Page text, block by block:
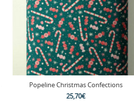
Popeline Christmas Confections
25,70€